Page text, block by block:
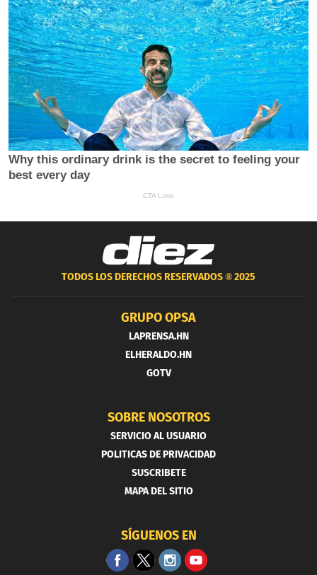
TODOS LOS DERECHOS RESERVADOS ®2025
GRUPO OPSA
LAPRENSA.HN
ELHERALDO.HN
GOTV
SOBRE NOSOTROS
SERVICIO AL USUARIO
POLITICAS DE PRIVACIDAD
SUSCRIBETE
MAPA DEL SITIO
SÍGUENOS EN